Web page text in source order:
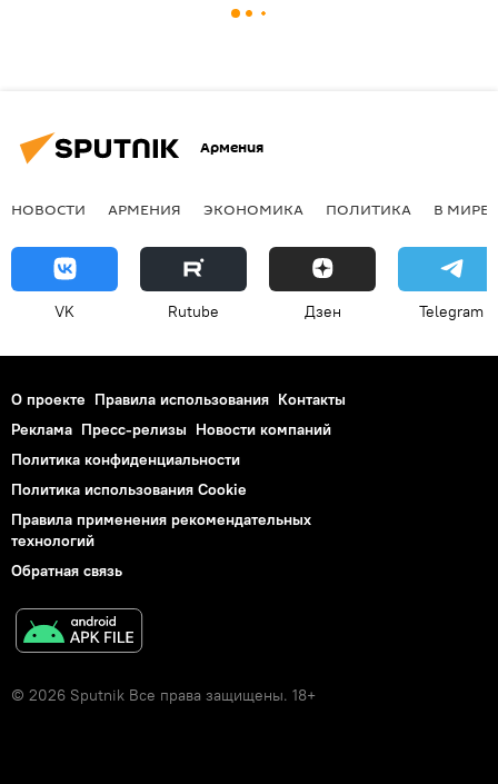
Армения
НОВОСТИ АРМЕНИЯ ЭКОНОМИКА ПОЛИТИКА В МИРЕ
VK Rutube Дзен Telegram
О проекте Правила использования Контакты
Реклама Пресс-релизы Новости компаний
Политика конфиденциальности
Политика использования Cookie
Правила применения рекомендательных
технологий
Обратная связь
© 2026 Sputnik Все права защищены. 18+